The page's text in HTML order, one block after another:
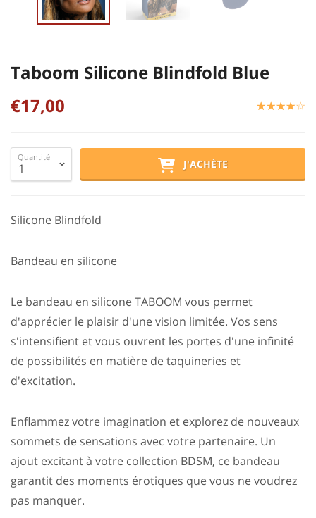
Taboom Silicone Blindfold Blue
€17,00
☆☆☆☆☆
★★★★★
Quantité
J'ACHÈTE
Silicone Blindfold
Bandeau en silicone
Le bandeau en silicone TABOOM vous permet
d'apprécier le plaisir d'une vision limitée. Vos sens
s'intensifient et vous ouvrent les portes d'une infinité
de possibilités en matière de taquineries et
d'excitation.
Enflammez votre imagination et explorez de nouveaux
sommets de sensations avec votre partenaire. Un
ajout excitant à votre collection BDSM, ce bandeau
garantit des moments érotiques que vous ne voudrez
pas manquer.